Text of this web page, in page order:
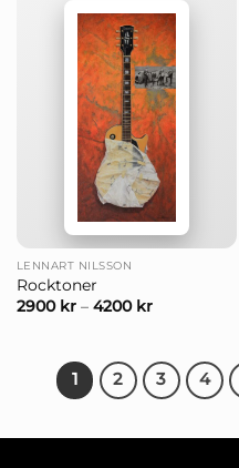
LENNART NILSSON
Rocktoner
2900 kr– 4200 kr
1 2 3 4